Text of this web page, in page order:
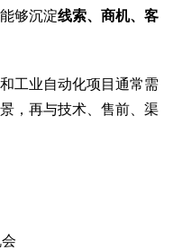
够沉淀线索、商机、客
工业自动化项目通常需
，再与技术、售前、渠